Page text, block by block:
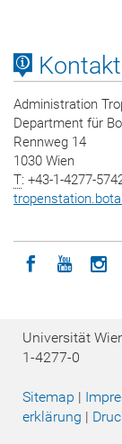
Kontakt
Administration
Department für
Rennweg 14
1030 Wien
T: +43-1-4277-
IconIcon
Universität
1-4277-0
Sitemap |
erklärung |